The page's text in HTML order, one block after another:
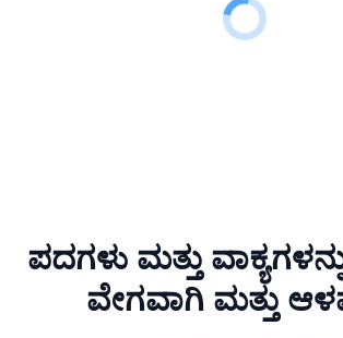
ಪದಗಳು ಮತ್ತು
ವೇಗವಾಗಿ ಮತ್ತು